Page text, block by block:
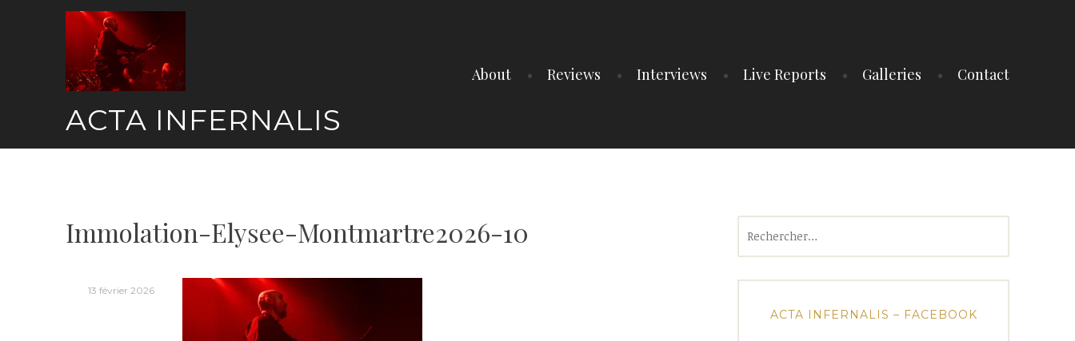
ACTA INFERNALIS
About Reviews Interviews Live Reports Galleries Contact
Immolation-Elysee-Montmartre2026-10
13 février 2026
ACTA INFERNALIS – FACEBOOK